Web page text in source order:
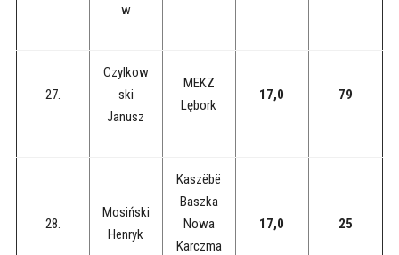
w
27.
Czylkow
ski
Janusz
MEKZ
Lębork
17,0 79
28.
Mosiński
Henryk
Kaszëbë
Baszka
Nowa
Karczma
17,0 25